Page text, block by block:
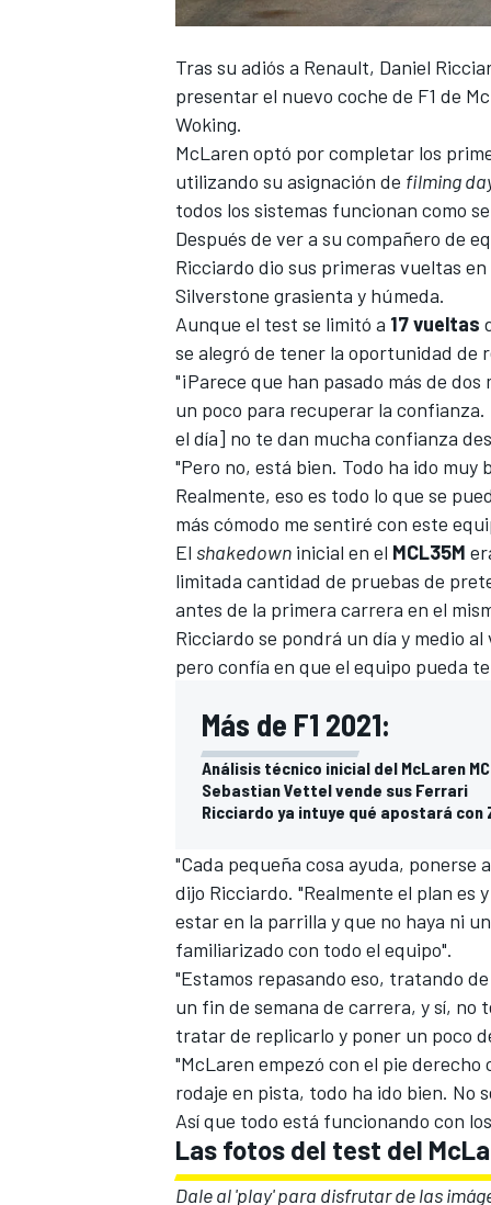
MÁS CATEGORÍAS
Tras su adiós a Renault, Daniel
presentarel nuevo coche de F1 de
Woking.
McLaren optó por completar los
utilizando su asignación de filming
todos los sistemas funcionan como
Después de ver a su compañero de
Ricciardo dio sus primeras vueltas
Silverstone grasienta y húmeda.
Aunque el test se limitó a 17 vueltas
se alegró de tener la oportunidad de
"¡Parece que han pasado más de
un poco para recuperar la
el día] no te dan mucha confianza
"Pero no, está bien. Todo ha ido
Realmente, eso es todo lo que se
más cómodo me sentiré con este
El shakedown inicial en el MCL35M
limitada cantidad de pruebas de
antes de la primera carrera en el
Ricciardo se pondrá un día y medio
pero confía en que el equipo pueda
Más de F1 2021:
Análisis técnico inicial del McLaren
Sebastian Vettel vende sus Ferrari
Ricciardo ya intuye qué apostará con
"Cada pequeña cosa ayuda, ponerse
dijo Ricciardo. "Realmente el plan es
estar en la parrilla y que no haya ni
familiarizado con todo el equipo".
"Estamos repasando eso, tratando
un fin de semana de carrera, y sí, no
tratar de replicarlo y poner un poco
"McLaren empezó con el pie
rodaje en pista, todo ha ido bien. No
Así que todo está funcionando con
Las fotos del test del
Dale al 'play' para disfrutar de las